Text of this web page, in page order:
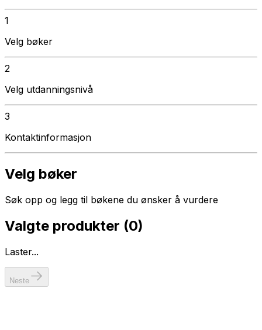
1
Velg bøker
2
Velg utdanningsnivå
3
Kontaktinformasjon
Velg bøker
Søk opp og legg til bøkene du ønsker å vurdere
Valgte produkter (0)
Laster...
Neste